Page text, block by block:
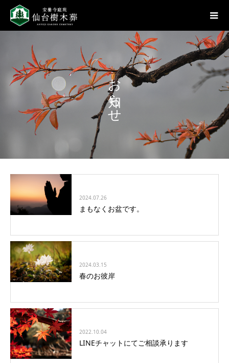
お知らせ
2024.07.26
まもなくお盆です。
2024.03.15
春のお彼岸
2022.10.04
LINEチャットにてご相談承ります